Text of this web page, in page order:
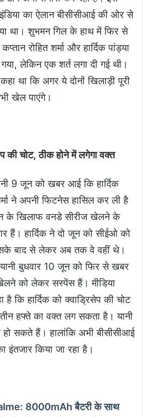
का ऐलान बीसीसीआई की ओर से
था। शुभमन गिल के हाथ में फिर से
रोहित शर्मा और हार्दिक पांड्या
लेकिन एक शर्त लगा दी गई थी।
था कि अगर ये दोनों खिलाड़ी पूरी
खेल पाएंगे।
की चोट, ठीक होने में लगेगा वक्त
9 जून को खबर आई कि हार्दिक
ने अपनी फिटनेस हासिल कर ली है
के खिलाफ वनडे सीरीज खेलने के
हैं। हार्दिक ने दो जून को सीईओ को
इसके बाद से लेकर अब तक वे वहीं थे।
बुधवार 10 जून को फिर से खबर
को लेकर सस्पेंस हैं। मीडिया
है कि हार्दिक को क्वाड्रिसेप की चोट
हफ्ते का वक्त लग सकता है। यानी
हो सकते हैं। हालांकि अभी बीसीसीआई
किया जा रहा है।
8000mAh बैटरी के साथ